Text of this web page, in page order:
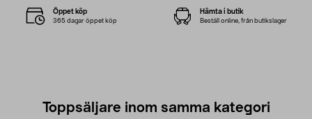
Öppet köp
365 dagar öppet köp
Hämta i butik
Beställ online, från butikslager
Toppsäljare inom samma kategori